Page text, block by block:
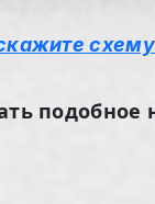
подобное